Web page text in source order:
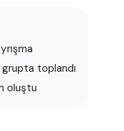
toplandı
oluştu